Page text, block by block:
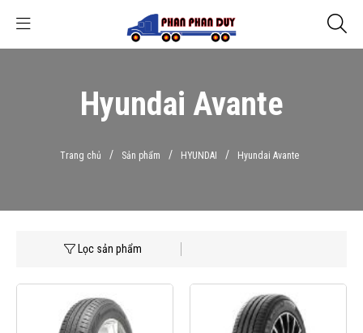
Hyundai Avante
Trang chủ / Sản phẩm / HYUNDAI / Hyundai Avante
Lọc sản phẩm